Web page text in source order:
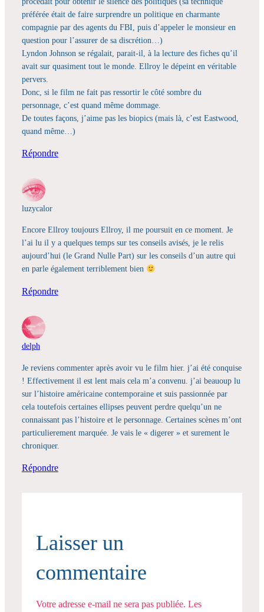
préférée était de faire surprendre un politique en charmante
compagnie par des agents du FBI, puis d’appeler le monsieur en
question pour l’assurer de sa discrétion…)
Lyndon Johnson se régalait, parait-il, à la lecture des fiches qu’il
avait sur quasiment tout le monde. Ellroy le dépeint en véritable
pervers.
Donc, si le film ne fait pas ressortir le côté sombre du
personnage, c’est quand même dommage.
De toutes façons, j’aime pas les biopics (mais là, c’est Eastwood,
quand même…)
Répondre
luzycalor
Encore Ellroy toujours Ellroy, il me poursuit en ce moment. Je
l’ai lu il y a quelques temps sur tes conseils avisés, je le relis
aujourd’hui (le Grand Nulle Part) sur les conseils d’un autre qui
en parle également terriblement bien
Répondre
delph
Je reviens commenter après avoir vu le film hier. j’ai été conquise
! Effectivement il est lent mais cela m’a convenu. j’ai beauoup lu
sur l’histoire américaine contemporaine et suis passionnée par
cela toutefois certaines ellipses peuvent perdre quelqu’un ne
connaissant pas l’histoire et le personnage. Certaines scènes m’ont
particulierement marquée. Je vais le « digerer » et surement le
chroniquer.
Répondre
Laisser un
commentaire
Votre adresse e-mail ne sera pas publiée. Les